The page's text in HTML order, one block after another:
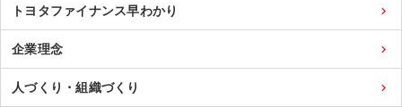
トヨタファイナンス早わかり
企業理念
人づくり・組織づくり